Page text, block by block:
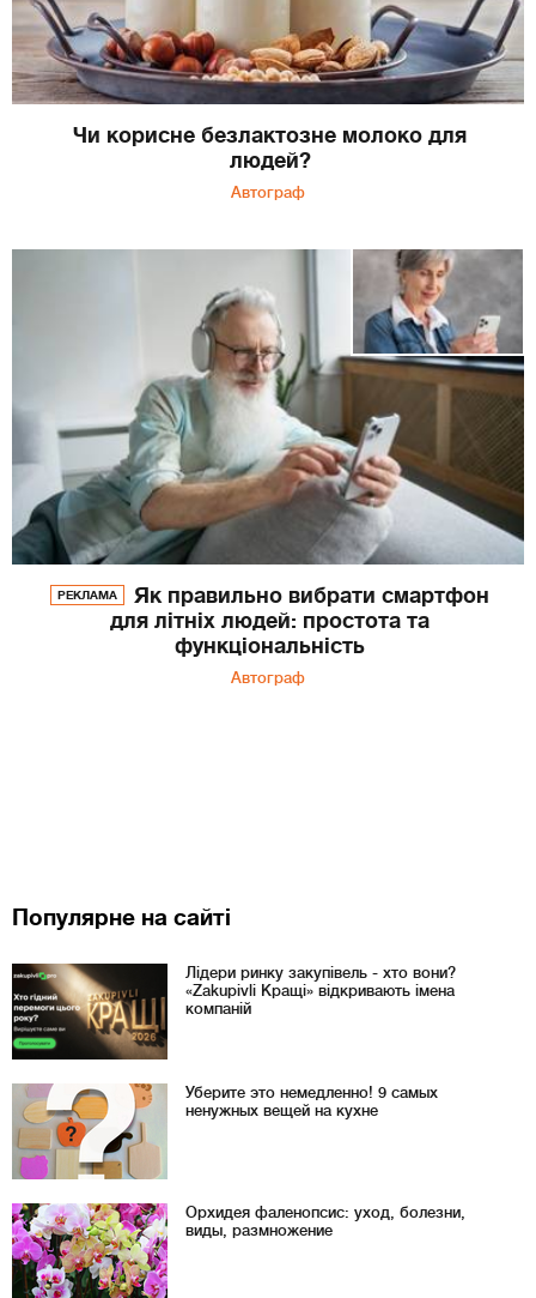
Чи корисне безлактозне молоко для
людей?
Автограф
РЕКЛАМА
Як правильно вибрати смартфон
для літніх людей: простота та
функціональність
Автограф
Популярне на сайті
Лідери ринку закупівель - хто вони?
«Zakupivli Кращі» відкривають імена
компаній
Уберите это немедленно! 9 самых
ненужных вещей на кухне
Орхидея фаленопсис: уход, болезни,
виды, размножение